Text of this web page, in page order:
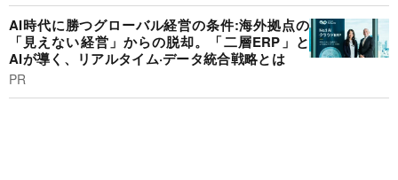
AI時代に勝つグローバル経営の条件:海外拠点の
「見えない経営」からの脱却。「二層ERP」と
AIが導く、リアルタイム·データ統合戦略とは
PR